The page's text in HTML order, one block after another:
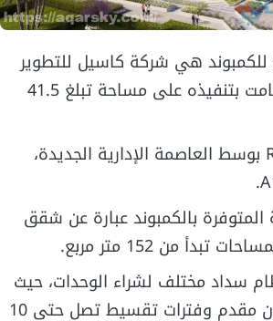
للكمبوند هي شركة كاسيل للتطوير
العمراني، وقد قامت بتنفيذه على مساحة تبلغ 41.5
يقع بالمنطقة R7 بوسط العاصمة الإدارية الجديدة،
المتوفرة بالكمبوند عبارة عن شقق
من 152 متر مربع.
سداد مختلف لشراء الوحدات، حيث
يتوفر أنظمة بدون مقدم وفترات تقسيط تصل حتى 10